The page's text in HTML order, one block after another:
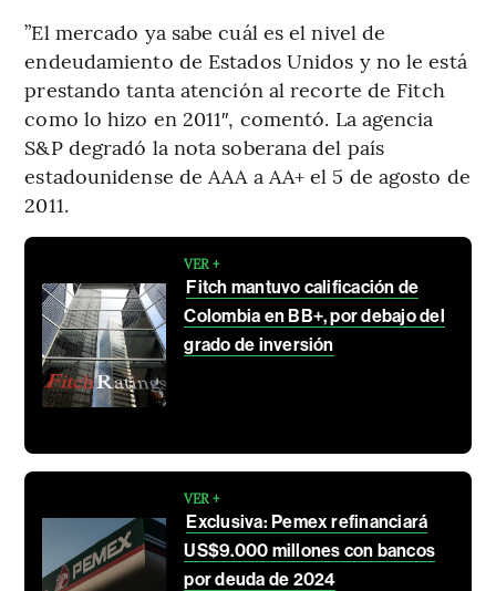
”El mercado ya sabe cuál es el nivel de
endeudamiento de Estados Unidos y no le está
prestando tanta atención al recorte de Fitch
como lo hizo en 2011″, comentó. La agencia
S&P degradó la nota soberana del país
estadounidense de AAA a AA+ el 5 de agosto de
2011.
VER +
Fitch mantuvo calificación de
Colombia en BB+, por debajo del
grado de inversión
VER +
Exclusiva: Pemex refinanciará
US$9.000 millones con bancos
por deuda de 2024